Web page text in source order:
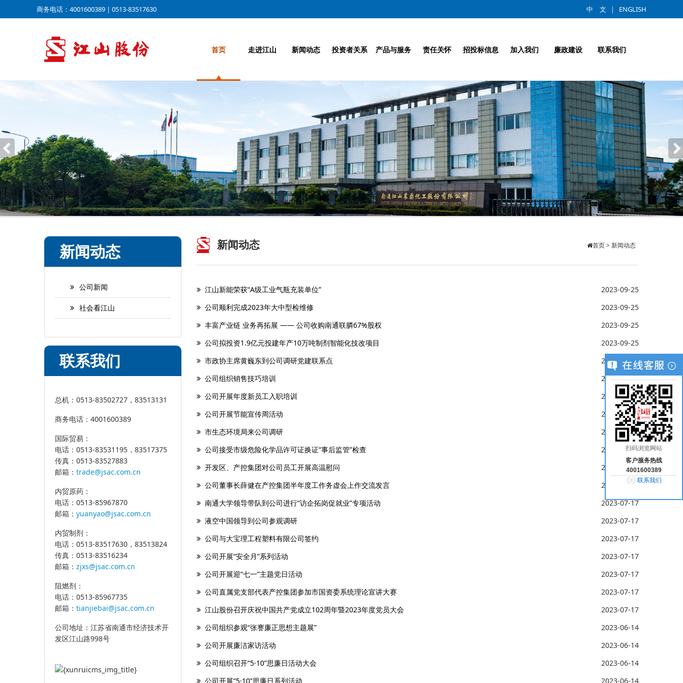
商务电话：4001600389 | 0513-83517630 中 文 ｜ ENGLISH
首页 走进江山 新闻动态 投资者关系 产品与服务 责任关怀 招投标信息 加入我们 廉政建设 联系我们
新闻动态
公司新闻
社会看江山
联系我们
总机：0513-83502727，83513131
商务电话：4001600389
国际贸易：
电话：0513-83531195，83517375
传真：0513-83527883
邮箱： trade@jsac.com.cn
内贸原药：
电话：0513-85967870
邮箱： yuanyao@jsac.com.cn
内贸制剂：
电话：0513-83517630，83513824
传真：0513-83516234
邮箱： zjxs@jsac.com.cn
阻燃剂：
电话：0513-85967735
邮箱： tianjiebai@jsac.com.cn
公司地址：江苏省南通市经济技术开
发区江山路998号
新闻动态 首页>新闻动态
江山新能荣获“A级工业气瓶充装单位”
2023-09-25
公司顺利完成2023年大中型检维修
2023-09-25
丰富产业链 业务再拓展 —— 公司收购南通联膦67%股权
2023-09-25
公司拟投资1.9亿元投建年产10万吨制剂智能化技改项目
2023-09-25
市政协主席黄巍东到公司调研党建联系点
2023-09-25
公司组织销售技巧培训
2023-08-28
公司开展年度新员工入职培训
2023-08-28
公司开展节能宣传周活动
2023-08-28
市生态环境局来公司调研
2023-08-28
公司接受市级危险化学品许可证换证“事后监管”检查
2023-08-28
开发区、产控集团对公司员工开展高温慰问
2023-08-28
公司董事长薛健在产控集团半年度工作务虚会上作交流发言
2023-08-28
南通大学领导带队到公司进行“访企拓岗促就业”专项活动
2023-07-17
液空中国领导到公司参观调研
2023-07-17
公司与大宝理工程塑料有限公司签约
2023-07-17
公司开展“安全月”系列活动
2023-07-17
公司开展迎“七一”主题党日活动
2023-07-17
公司直属党支部代表产控集团参加市国资委系统理论宣讲大赛
2023-07-17
江山股份召开庆祝中国共产党成立102周年暨2023年度党员大会
2023-07-17
公司组织参观“张謇廉正思想主题展”
2023-06-14
公司开展廉洁家访活动
2023-06-14
公司组织召开“5·10”思廉日活动大会
2023-06-14
公司开展“5·10”思廉日系列活动
2023-06-14
扫码浏览网站
客户服务热线
4001600389
联系我们